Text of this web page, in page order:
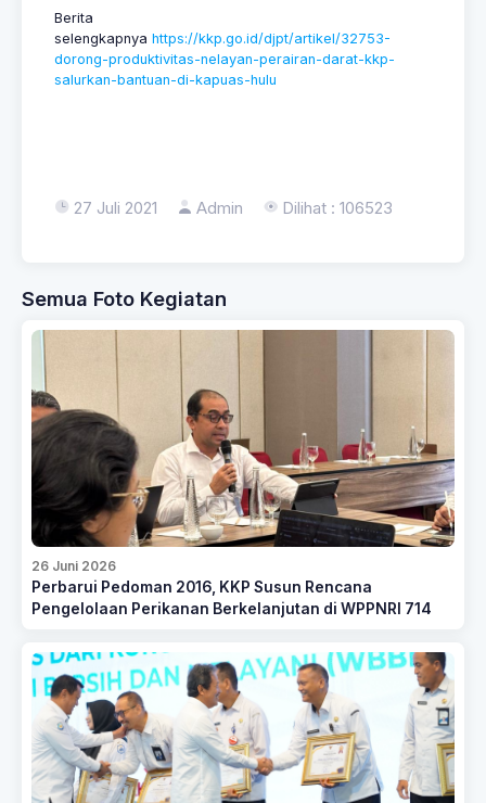
Berita
selengkapnya https://kkp.go.id/djpt/artikel/32753-
dorong-produktivitas-nelayan-perairan-darat-kkp-
salurkan-bantuan-di-kapuas-hulu
27 Juli 2021 Admin Dilihat : 106523
Semua Foto Kegiatan
26 Juni 2026
Perbarui Pedoman 2016, KKP Susun Rencana
Pengelolaan Perikanan Berkelanjutan di WPPNRI 714